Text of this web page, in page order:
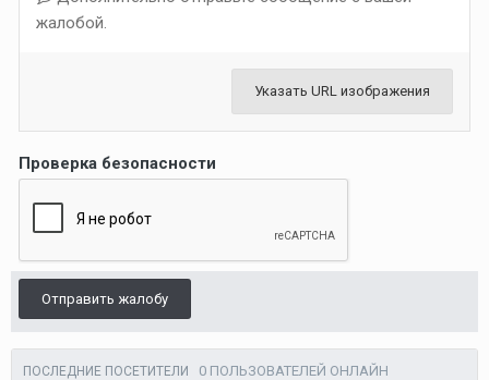
жалобой.
Указать URL изображения
Проверка безопасности
Отправить жалобу
ПОСЛЕДНИЕ ПОСЕТИТЕЛИ 0 ПОЛЬЗОВАТЕЛЕЙ ОНЛАЙН